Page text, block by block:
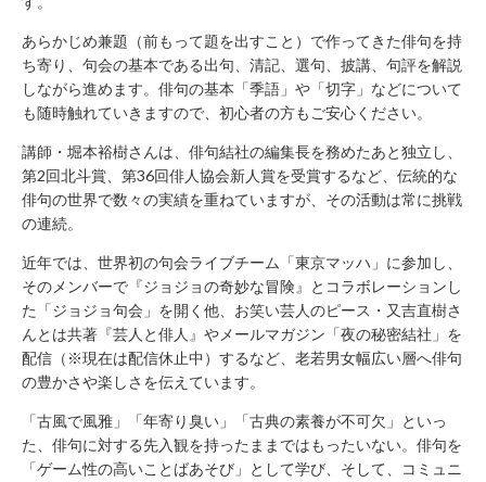
あらかじめ兼題（前もって題を出すこと）で作ってきた俳句を持
ち寄り、句会の基本である出句、清記、選句、披講、句評を解説
しながら進めます。俳句の基本「季語」や「切字」などについて
も随時触れていきますので、初心者の方もご安心ください。
講師・堀本裕樹さんは、俳句結社の編集長を務めたあと独立し、
第2回北斗賞、第36回俳人協会新人賞を受賞するなど、伝統的な
俳句の世界で数々の実績を重ねていますが、その活動は常に挑戦
の連続。
近年では、世界初の句会ライブチーム「東京マッハ」に参加し、
そのメンバーで『ジョジョの奇妙な冒険』とコラボレーションし
た「ジョジョ句会」を開く他、お笑い芸人のピース・又吉直樹さ
んとは共著『芸人と俳人』やメールマガジン「夜の秘密結社」を
配信（※現在は配信休止中）するなど、老若男女幅広い層へ俳句
の豊かさや楽しさを伝えています。
「古風で風雅」「年寄り臭い」「古典の素養が不可欠」といっ
た、俳句に対する先入観を持ったままではもったいない。俳句を
「ゲーム性の高いことばあそび」として学び、そして、コミュニ
（年
末
年
始
休
業）
月
～
土 9：
～
22：
00
日・
祝 9：
00
～
00
CONTACT